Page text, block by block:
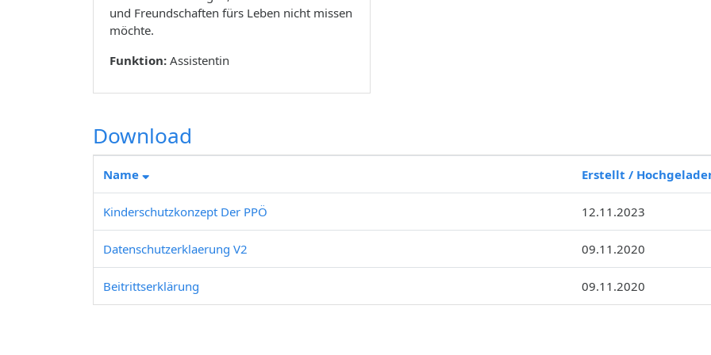
und Freundschaften fürs Leben nicht missen
möchte.
Funktion: Assistentin
Download
Name Erstellt /
Kinderschutzkonzept Der PPÖ 12.11.2023
Datenschutzerklaerung V2 09.11.2020
Beitrittserklärung 09.11.2020